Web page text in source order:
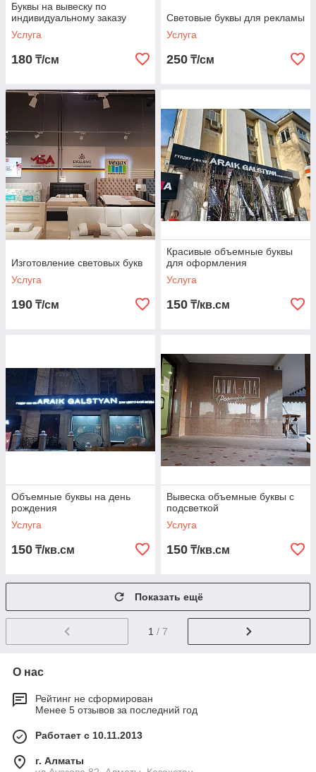
Буквы на вывеску по
индивидуальному заказу
Услуга
180 ₸/см
Световые буквы для рекламы
Услуга
250 ₸/см
Изготовление световых букв
Услуга
190 ₸/см
Красивые объемные буквы
для оформления
Услуга
150 ₸/кв.см
Объемные буквы на день
рождения
Услуга
150 ₸/кв.см
Вывеска объемные буквы с
подсветкой
Услуга
150 ₸/кв.см
Показать ещё
1 / 7
О нас
Рейтинг не сформирован
Менее 5 отзывов за последний год
Работает с 10.11.2013
г. Алматы